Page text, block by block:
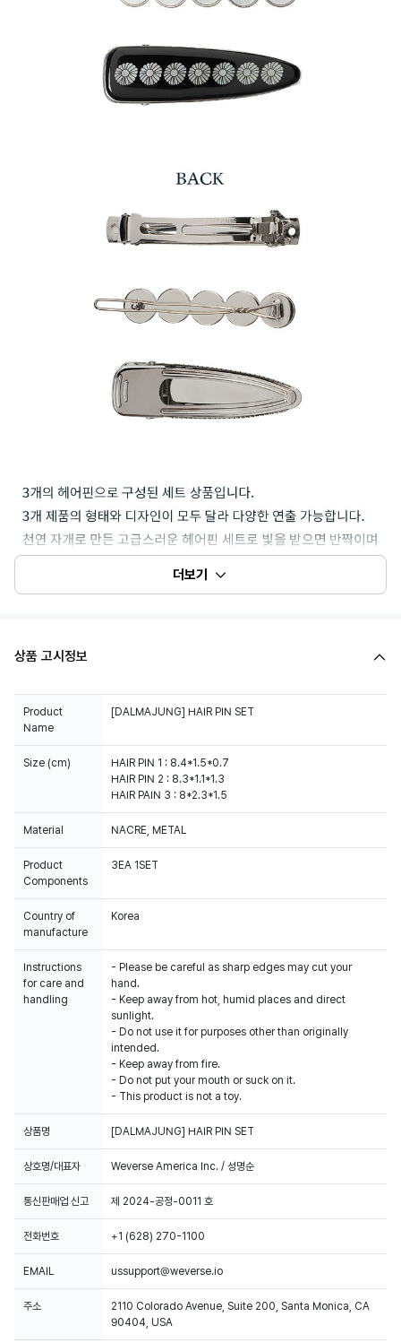
더보기
상품 고시정보
Product
Name
[DALMAJUNG] HAIR PIN SET
Size (cm)
HAIR PIN 1 : 8.4*1.5*0.7
HAIR PIN 2 : 8.3*1.1*1.3
HAIR PAIN 3 : 8*2.3*1.5
Material NACRE, METAL
Product
Components
3EA 1SET
Country of
manufacture
Korea
Instructions
for care and
handling
- Please be careful as sharp edges may cut your
hand.
- Keep away from hot, humid places and direct
sunlight.
- Do not use it for purposes other than originally
intended.
- Keep away from fire.
- Do not put your mouth or suck on it.
- This product is not a toy.
상품명 [DALMAJUNG] HAIR PIN SET
상호명/대표자 Weverse America Inc. / 성명순
통신판매업 신고 제 2024-공정-0011 호
전화번호 +1 (628) 270-1100
EMAIL ussupport@weverse.io
주소
2110 Colorado Avenue, Suite 200, Santa Monica, CA
90404, USA